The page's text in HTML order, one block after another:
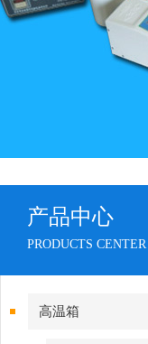
产品中心
PRODUCTS CENTER
高温箱